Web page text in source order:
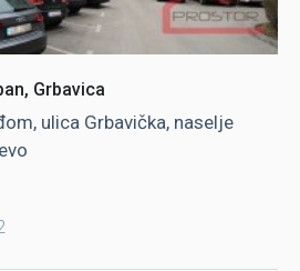
Grbavica
ulica Grbavička, naselje